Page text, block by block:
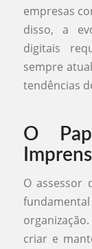
empresas
disso, a
digitais
sempre
tendências
O
O assessor
criar e